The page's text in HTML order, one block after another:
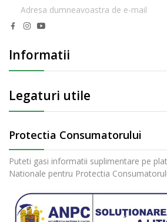
Informatii
Legaturi utile
Protectia Consumatorului
Puteti gasi informatii suplimentare pe
Nationale pentru Protectia